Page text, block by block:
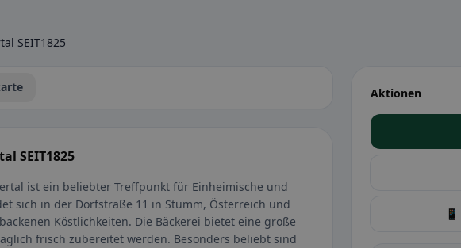
SEIT1825
SEIT1825
ist ein beliebter Treffpunkt für Einheimische und
sich in der Dorfstraße 11 in Stumm, Österreich und
Köstlichkeiten. Die Bäckerei bietet eine große
frisch zubereitet werden. Besonders beliebt sind
Aktionen